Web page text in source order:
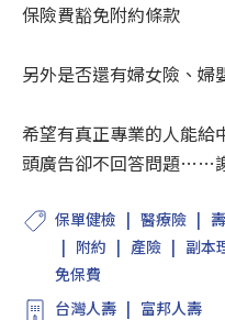
保險費豁免附約條款
另外是否還有婦女險、婦
希望有真正專業的人能給
頭廣告卻不回答問題……
保單健檢 醫療險
附約
產險 副本
免保費
台灣人壽
富邦人壽